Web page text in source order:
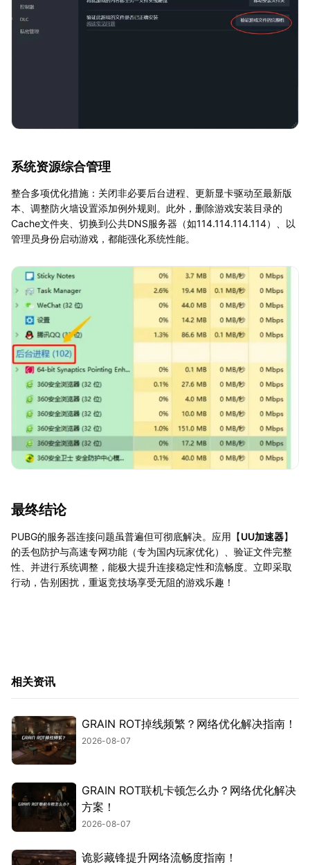
系统资源综合管理
整合多项优化措施：关闭非必要后台进程、更新显卡驱动至最新版
本、调整防火墙设置添加例外规则。此外，删除游戏安装目录的
Cache文件夹、切换到公共DNS服务器（如114.114.114.114）、以
管理员身份启动游戏，都能强化系统性能。
最终结论
PUBG的服务器连接问题虽普遍但可彻底解决。应用【UU加速器】
的丢包防护与高速专网功能（专为国内玩家优化）、验证文件完整
性、并进行系统调整，能极大提升连接稳定性和流畅度。立即采取
行动，告别困扰，重返竞技场享受无阻的游戏乐趣！
相关资讯
GRAIN ROT掉线频繁？网络优化解决指南！
2026-08-07
GRAIN ROT联机卡顿怎么办？网络优化解决
方案！
2026-08-07
诡影藏锋提升网络流畅度指南！